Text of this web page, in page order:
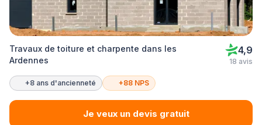
Travaux de toiture et charpente dans les
Ardennes
4,9
18 avis
+8 ans d'ancienneté +88 NPS
Je veux un devis gratuit